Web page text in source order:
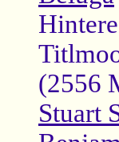
(2556
Stuart